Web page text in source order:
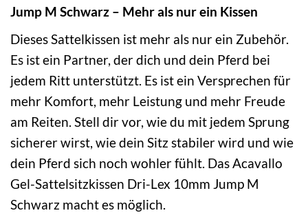
Jump M Schwarz – Mehr als nur ein Kissen
Dieses Sattelkissen ist mehr als nur ein Zubehör.
Es ist ein Partner, der dich und dein Pferd bei
jedem Ritt unterstützt. Es ist ein Versprechen für
mehr Komfort, mehr Leistung und mehr Freude
am Reiten. Stell dir vor, wie du mit jedem Sprung
sicherer wirst, wie dein Sitz stabiler wird und wie
dein Pferd sich noch wohler fühlt. Das Acavallo
Gel-Sattelsitzkissen Dri-Lex 10mm Jump M
Schwarz macht es möglich.